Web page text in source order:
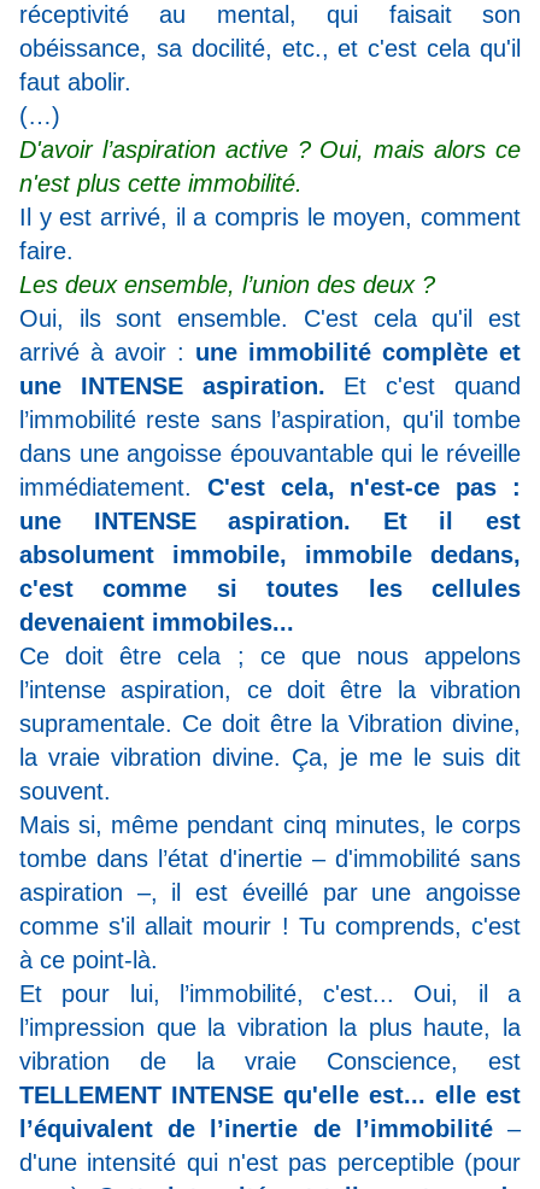
réceptivité au mental, qui faisait son
obéissance, sa docilité, etc., et c'est cela qu'il
faut abolir.
(…)
D'avoir l’aspiration active ? Oui, mais alors ce
n'est plus cette immobilité.
Il y est arrivé, il a compris le moyen, comment
faire.
Les deux ensemble, l’union des deux ?
Oui, ils sont ensemble. C'est cela qu'il est
arrivé à avoir : une immobilité complète et
une INTENSE aspiration. Et c'est quand
l’immobilité reste sans l’aspiration, qu'il tombe
dans une angoisse épouvantable qui le réveille
immédiatement. C'est cela, n'est-ce pas :
une INTENSE aspiration. Et il est
absolument immobile, immobile dedans,
c'est comme si toutes les cellules
devenaient immobiles...
Ce doit être cela ; ce que nous appelons
l’intense aspiration, ce doit être la vibration
supramentale. Ce doit être la Vibration divine,
la vraie vibration divine. Ça, je me le suis dit
souvent.
Mais si, même pendant cinq minutes, le corps
tombe dans l’état d'inertie – d'immobilité sans
aspiration –, il est éveillé par une angoisse
comme s'il allait mourir ! Tu comprends, c'est
à ce point-là.
Et pour lui, l’immobilité, c'est... Oui, il a
l’impression que la vibration la plus haute, la
vibration de la vraie Conscience, est
TELLEMENT INTENSE qu'elle est... elle est
l’équivalent de l’inertie de l’immobilité–
d'une intensité qui n'est pas perceptible (pour